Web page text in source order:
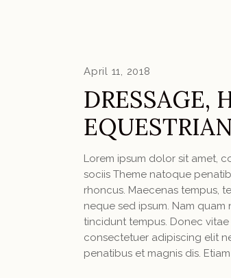
April 11, 2018
DRESSAGE,
Lorem ipsum dolor sit amet,
sociis Theme natoque
rhoncus. Maecenas tempus,
neque sed ipsum. Nam
tincidunt tempus. Donec
consectetuer adipiscing elit
penatibus et magnis dis.